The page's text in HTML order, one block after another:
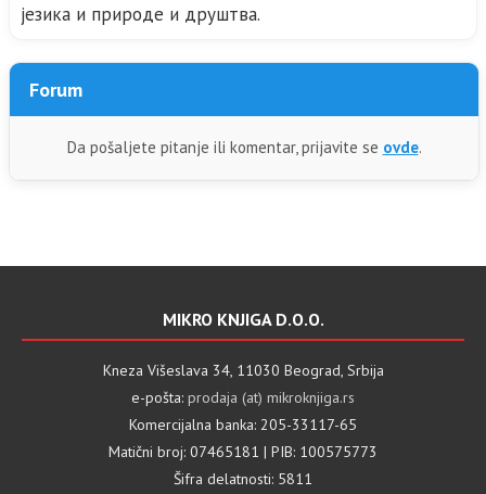
језика и природе и друштва.
Forum
Da pošaljete pitanje ili komentar, prijavite se ovde.
MIKRO KNJIGA D.O.O.
Kneza Višeslava 34, 11030 Beograd, Srbija
e-pošta: prodaja (at) mikroknjiga.rs
Komercijalna banka: 205-33117-65
Matični broj: 07465181 | PIB: 100575773
Šifra delatnosti: 5811